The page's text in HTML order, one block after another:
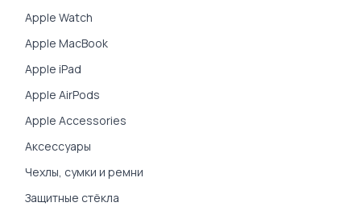
Apple Watch
Apple MacBook
Apple iPad
Apple AirPods
Apple Accessories
Аксессуары
Чехлы, сумки и ремни
Защитные стёкла